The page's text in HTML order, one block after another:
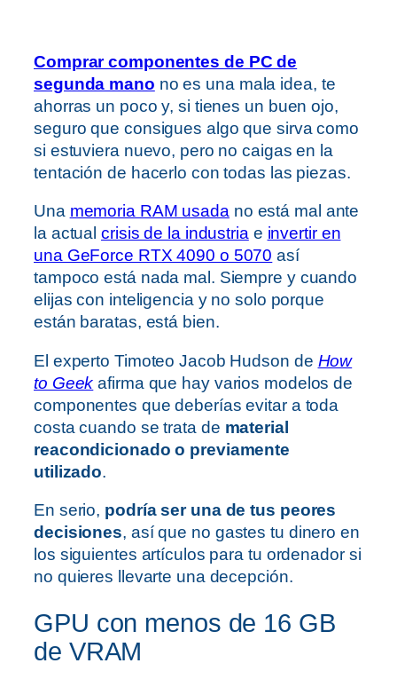
Comprar componentes de PC de
segunda mano no es una mala idea, te
ahorras un poco y, si tienes un buen ojo,
seguro que consigues algo que sirva como
si estuviera nuevo, pero no caigas en la
tentación de hacerlo con todas las piezas.
Una memoria RAM usadano está mal ante
la actualcrisis de la industriae invertir en
una GeForce RTX 4090 o 5070 así
tampoco está nada mal. Siempre y cuando
elijas con inteligencia y no solo porque
están baratas, está bien.
El experto Timoteo Jacob Hudson de How
to Geek afirma que hay varios modelos de
componentes que deberías evitar a toda
costa cuando se trata de material
reacondicionado o previamente
utilizado.
En serio, podría ser una de tus peores
decisiones, así que no gastes tu dinero en
los siguientes artículos para tu ordenador si
no quieres llevarte una decepción.
GPU con menos de 16 GB
de VRAM